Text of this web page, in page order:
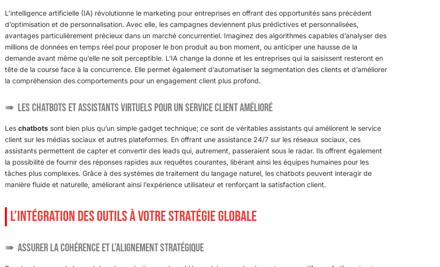
L’intelligence artificielle (IA) révolutionne le marketing pour entreprises en offrant des opportunités sans précédent
d’optimisation et de personnalisation. Avec elle, les campagnes deviennent plus prédictives et personnalisées,
avantages particulièrement précieux dans un marché concurrentiel. Imaginez des algorithmes capables d’analyser des
millions de données en temps réel pour proposer le bon produit au bon moment, ou anticiper une hausse de la
demande avant même qu’elle ne soit perceptible. L’IA change la donne et les entreprises qui la saisissent resteront en
tête de la course face à la concurrence. Elle permet également d’automatiser la segmentation des clients et d’améliorer
la compréhension des comportements pour un engagement client plus profond.
Les chatbots et assistants virtuels pour un service client amélioré
Les chatbots sont bien plus qu’un simple gadget technique; ce sont de véritables assistants qui améliorent le service
client sur les médias sociaux et autres plateformes. En offrant une assistance 24/7 sur les réseaux sociaux, ces
assistants permettent de capter et convertir des leads qui, autrement, passeraient sous le radar. Ils offrent également
la possibilité de fournir des réponses rapides aux requêtes courantes, libérant ainsi les équipes humaines pour les
tâches plus complexes. Grâce à des systèmes de traitement du langage naturel, les chatbots peuvent interagir de
manière fluide et naturelle, améliorant ainsi l’expérience utilisateur et renforçant la satisfaction client.
L’INTÉGRATION DES OUTILS À VOTRE STRATÉGIE GLOBALE
Assurer la cohérence et l’alignement stratégique